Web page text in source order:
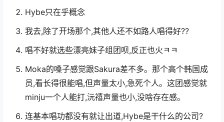
Hybe只在乎概念
我去,除了开场那个,其他人还不如路人唱得好??
唱不好就选些漂亮妹子组团呗,反正也火ㅋㅋ
Moka的嗓子感觉跟Sakura差不多。那个高个韩国成
员,看长得很能唱,但声量太小,急死个人。这团感觉就
minju一个人能打,沅禧声量也小,没啥存在感。
连基本唱功都没有就让出道,Hybe是干什么的公司?